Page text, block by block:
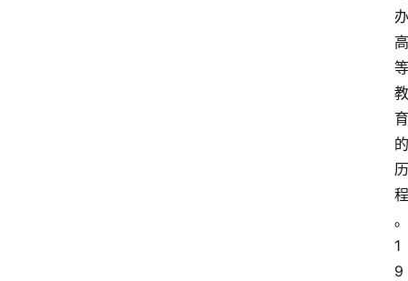
办
高
等
教
育
的
历
程
。
1
9